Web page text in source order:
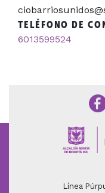
TELÉFONO DE
6013599524
Línea